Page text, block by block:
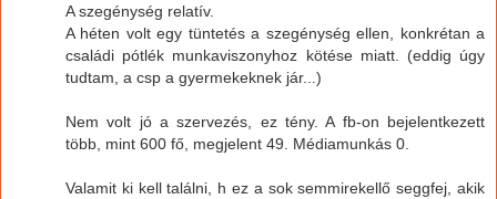
A szegénység relatív.
A héten volt egy tüntetés a szegénység ellen, konkrétan a
családi pótlék munkaviszonyhoz kötése miatt. (eddig úgy
tudtam, a csp a gyermekeknek jár...)
Nem volt jó a szervezés, ez tény. A fb-on bejelentkezett
több, mint 600 fő, megjelent 49. Médiamunkás 0.
Valamit ki kell találni, h ez a sok semmirekellő seggfej, akik